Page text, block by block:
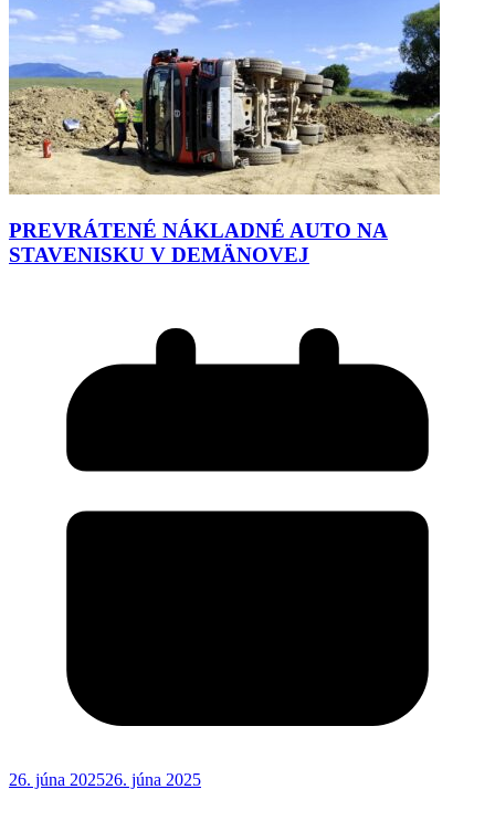
PREVRÁTENÉ NÁKLADNÉ AUTO NA
STAVENISKU V DEMÄNOVEJ
26. júna 202526. júna 2025